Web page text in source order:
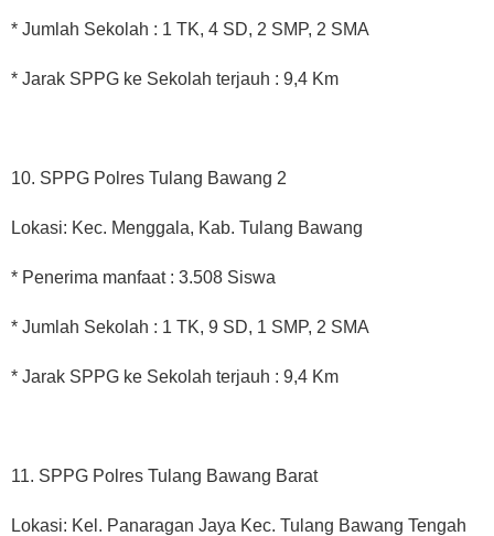
* Jumlah Sekolah : 1 TK, 4 SD, 2 SMP, 2 SMA
* Jarak SPPG ke Sekolah terjauh : 9,4 Km
10. SPPG Polres Tulang Bawang 2
Lokasi: Kec. Menggala, Kab. Tulang Bawang
* Penerima manfaat : 3.508 Siswa
* Jumlah Sekolah : 1 TK, 9 SD, 1 SMP, 2 SMA
* Jarak SPPG ke Sekolah terjauh : 9,4 Km
11. SPPG Polres Tulang Bawang Barat
Lokasi: Kel. Panaragan Jaya Kec. Tulang Bawang Tengah